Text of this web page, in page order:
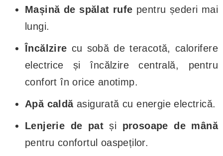
Mașină de spălat rufe pentru șederi mai
lungi.
Încălzire cu sobă de teracotă, calorifere
electrice și încălzire centrală, pentru
confort în orice anotimp.
Apă caldăasigurată cu energie electrică.
Lenjerie de pat și prosoape de mână
pentru confortul oaspeților.